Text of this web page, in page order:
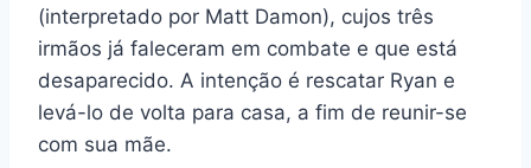
(interpretado por Matt Damon), cujos três
irmãos já faleceram em combate e que está
desaparecido. A intenção é rescatar Ryan e
levá-lo de volta para casa, a fim de reunir-se
com sua mãe.